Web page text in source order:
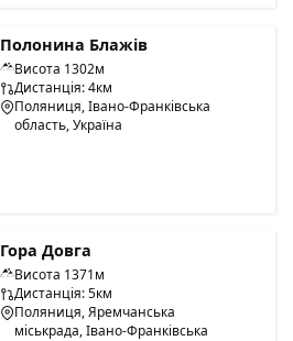
Полонина Блажів
Висота 1302м
Дистанція: 4км
Поляниця, Івано-Франківська
область, Україна
Гора Довга
Висота 1371м
Дистанція: 5км
Поляниця, Яремчанська
міськрада, Івано-Франківська